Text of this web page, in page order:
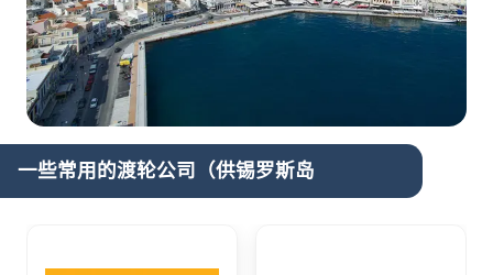
一些常用的渡轮公司（供锡罗斯岛